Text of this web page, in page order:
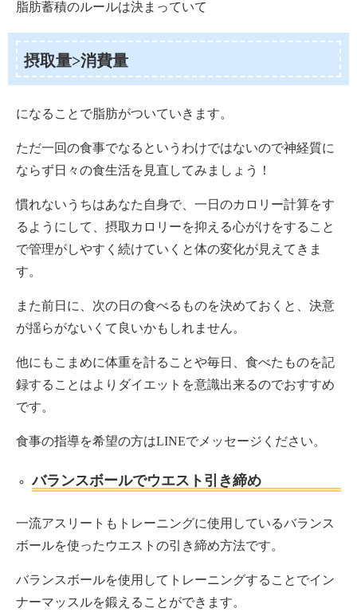
脂肪蓄積のルールは決まっていて
摂取量>消費量
になることで脂肪がついていきます。
ただ一回の食事でなるというわけではないので神経質に
ならず日々の食生活を見直してみましょう！
慣れないうちはあなた自身で、一日のカロリー計算をす
るようにして、摂取カロリーを抑える心がけをすること
で管理がしやすく続けていくと体の変化が見えてきま
す。
また前日に、次の日の食べるものを決めておくと、決意
が揺らがないくて良いかもしれません。
他にもこまめに体重を計ることや毎日、食べたものを記
録することはよりダイエットを意識出来るのでおすすめ
です。
食事の指導を希望の方はLINEでメッセージください。
バランスボールでウエスト引き締め
一流アスリートもトレーニングに使用しているバランス
ボールを使ったウエストの引き締め方法です。
バランスボールを使用してトレーニングすることでイン
ナーマッスルを鍛えることができます。